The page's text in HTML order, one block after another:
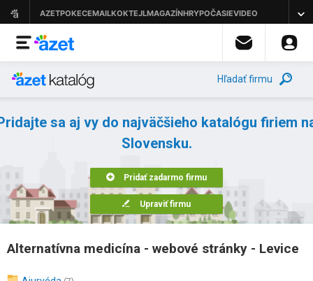
Hľadať firmu
sa aj vy do najväčšieho katalógu firiem
Slovensku.
Pridať zadarmo firmu
Upraviť firmu
Alternatívna medicína - webové stránky - Levice